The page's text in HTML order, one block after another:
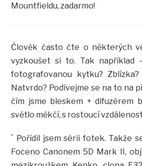
Mountfieldu, zadarmo!
Člověk často čte o některých
vyzkoušet si to. Tak například
fotografovanou kytku?
Natvrdo? Podívejme se na to na
čím jsme bleskem + difuzérem
světlo měkčí, s rostoucí
¨ Pořídil jsem sérii fotek. Takže
Foceno Canonem 5D Mark II,